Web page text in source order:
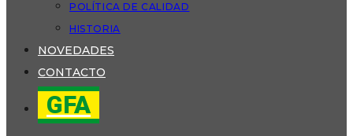
POLÍTICA DE CALIDAD
HISTORIA
NOVEDADES
CONTACTO
GFA